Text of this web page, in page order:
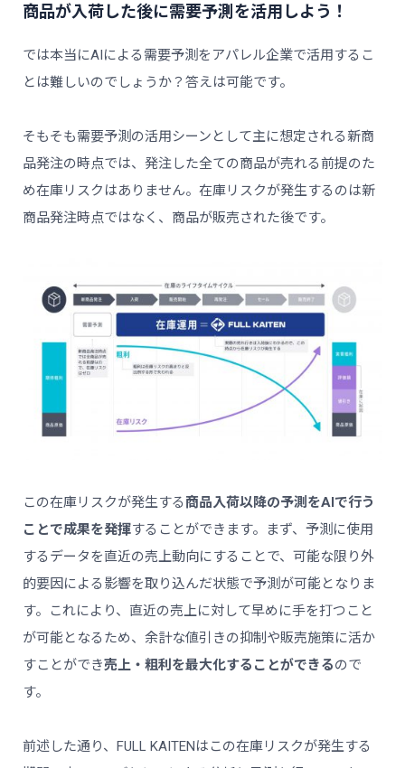
商品が入荷した後に需要予測を活用しよう！
では本当にAIによる需要予測をアパレル企業で活用するこ
とは難しいのでしょうか？答えは可能です。
そもそも需要予測の活用シーンとして主に想定される新商
品発注の時点では、発注した全ての商品が売れる前提のた
め在庫リスクはありません。在庫リスクが発生するのは新
商品発注時点ではなく、商品が販売された後です。
この在庫リスクが発生する 商品入荷以降の予測をAIで行う
ことで成果を発揮することができます。まず、予測に使用
するデータを直近の売上動向にすることで、可能な限り外
的要因による影響を取り込んだ状態で予測が可能となりま
す。これにより、直近の売上に対して早めに手を打つこと
が可能となるため、余計な値引きの抑制や販売施策に活か
すことができ売上・粗利を最大化することができるので
す。
前述した通り、FULL KAITENはこの在庫リスクが発生する